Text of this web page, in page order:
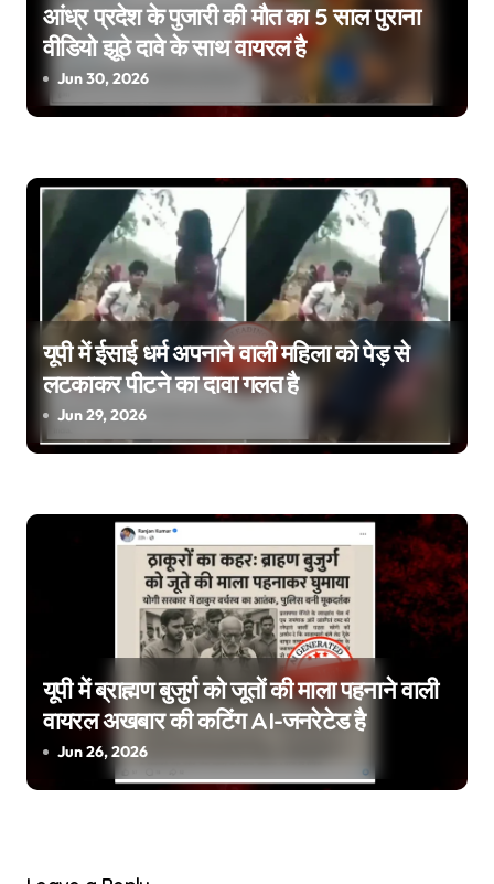
g
a
i
आंध्र प्रदेश के पुजारी की मौत का 5 साल पुराना
वीडियो झूठे दावे के साथ वायरल है
Jun 30, 2026
यूपी में ईसाई धर्म अपनाने वाली महिला को पेड़ से
लटकाकर पीटने का दावा गलत है
Jun 29, 2026
यूपी में ब्राह्मण बुजुर्ग को जूतों की माला पहनाने वाली
वायरल अखबार की कटिंग AI-जनरेटेड है
Jun 26, 2026